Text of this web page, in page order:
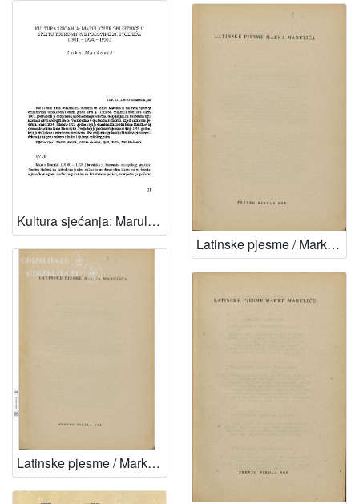
Kultura sjećanja: Marulićeve obljetnice u Splitu tijekom prve polovine 20. stoljeća (1901.-1924.-1950.) / Luka Marković
Latinske pjesme / Marko Marulić ; preveo Nikola Šop
Latinske pjesme / Marko Marulić ; preveo Nikola Šop